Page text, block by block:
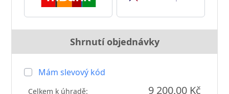
Shrnutí objednávky
Mám slevový kód
Celkem k úhradě: 9 200,00 Kč